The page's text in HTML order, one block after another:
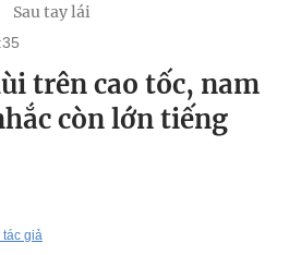
Sau tay lái
trên cao tốc, nam
còn lớn tiếng
tác giả